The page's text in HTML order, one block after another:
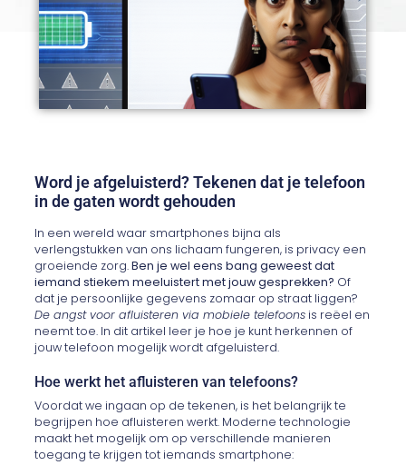
Word je afgeluisterd? Tekenen dat je telefoon
in de gaten wordt gehouden
In een wereld waar smartphones bijna als
verlengstukken van ons lichaam fungeren, is privacy een
groeiende zorg.Ben je wel eens bang geweest dat
iemand stiekem meeluistert met jouw gesprekken? Of
dat je persoonlijke gegevens zomaar op straat liggen?
De angst voor afluisteren via mobiele telefoons is reëel en
neemt toe. In dit artikel leer je hoe je kunt herkennen of
jouw telefoon mogelijk wordt afgeluisterd.
Hoe werkt het afluisteren van telefoons?
Voordat we ingaan op de tekenen, is het belangrijk te
begrijpen hoe afluisteren werkt. Moderne technologie
maakt het mogelijk om op verschillende manieren
toegang te krijgen tot iemands smartphone: